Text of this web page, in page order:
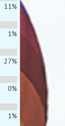
11%
1%
27%
0%
1%